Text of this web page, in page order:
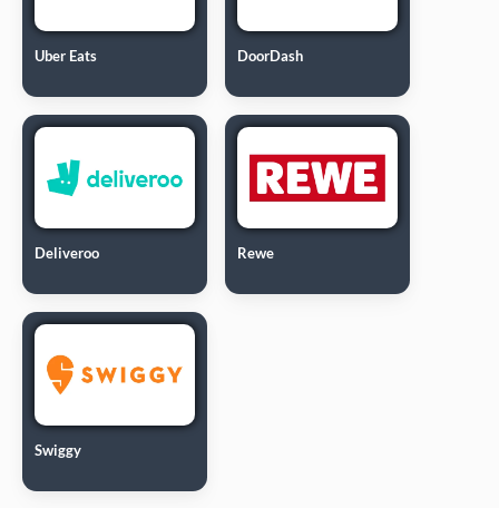
Uber Eats DoorDash
Deliveroo Rewe
Swiggy